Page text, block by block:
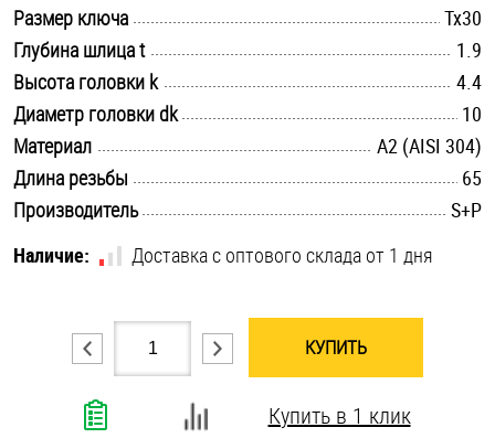
Шайбы
Шпильки
Шплинты
Штифты и пальцы
Размер ключа
Tx30
Глубина шлица t
1.9
Высота головки k
4.4
Диаметр головки dk
10
Материал
А2 (AISI 304)
Длина резьбы
65
Производитель
S+P
Наличие:
Доставка с оптового склада от 1 дня
КУПИТЬ
Купить в 1 клик